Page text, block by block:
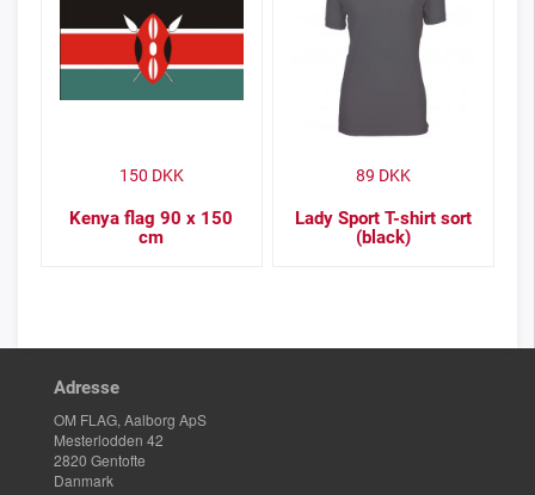
Kenya flag 90 x 150
cm
150 DKK
Lady Sport T-shirt sort
(black)
89 DKK
Adresse
OM FLAG, Aalborg ApS
Mesterlodden 42
2820 Gentofte
Danmark